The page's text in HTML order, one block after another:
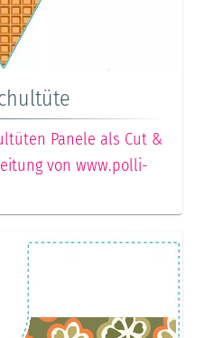
Panele als Cut &
von www.polli-